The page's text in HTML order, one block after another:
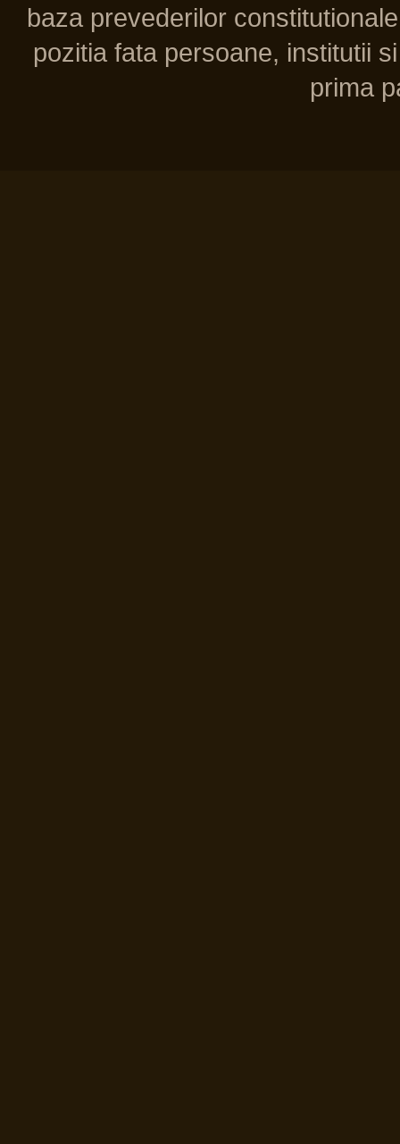
baza prevederilor
pozitia fata persoane, institutii
prima